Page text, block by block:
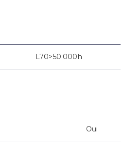
L70>50.000h
Oui